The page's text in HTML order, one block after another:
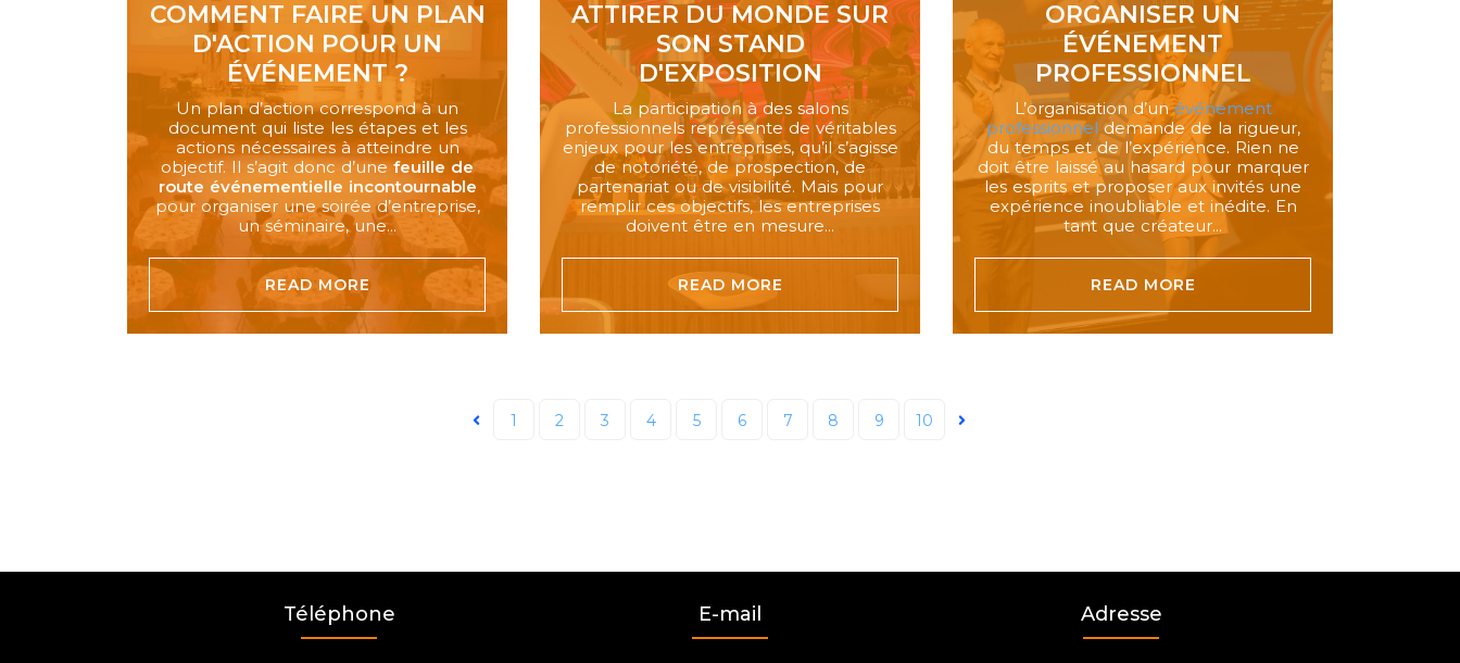
COMMENT FAIRE UN PLAN
D'ACTION POUR UN
ÉVÉNEMENT ?
Un plan d’action correspond à un
document qui liste les étapes et les
actions nécessaires à atteindre un
objectif. Il s’agit donc d’unefeuille de
route événementielle incontournable
pour organiser une soirée d’entreprise,
un séminaire, une...
READ MORE
ATTIRER DU MONDE SUR
SON STAND
D'EXPOSITION
La participation à des salons
professionnels représente de véritables
enjeux pour les entreprises, qu’il s’agisse
de notoriété, de prospection, de
partenariat ou de visibilité. Mais pour
remplir ces objectifs, les entreprises
doivent être en mesure...
READ MORE
ORGANISER UN
ÉVÉNEMENT
PROFESSIONNEL
L’organisation d’unévénement
professionnel demande de la rigueur,
du temps et de l’expérience. Rien ne
doit être laissé au hasard pour marquer
les esprits et proposer aux invités une
expérience inoubliable et inédite. En
tant que créateur...
READ MORE
1 2 3 4 5 6 7 8 9 10
Téléphone E-mail Adresse